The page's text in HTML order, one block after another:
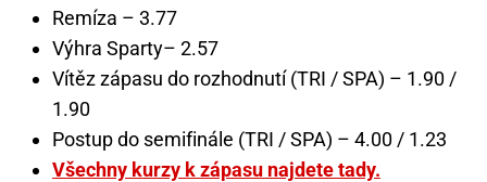
Remíza – 3.77
Výhra Sparty– 2.57
Vítěz zápasu do rozhodnutí (TRI / SPA) – 1.90 /
1.90
Postup do semifinále (TRI / SPA) – 4.00 / 1.23
Všechny kurzy k zápasu najdete tady.